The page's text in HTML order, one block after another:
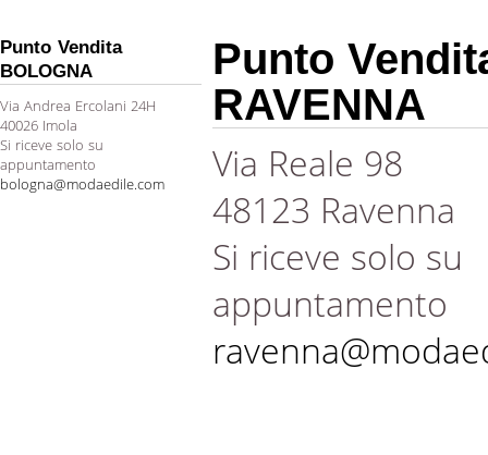
Punto Vendita
BOLOGNA
Via Andrea Ercolani 24H
40026 Imola
Si riceve solo su
appuntamento
bologna@modaedile.com
Punto
RAVENNA
Via Reale 98
48123 Ravenna
Si riceve solo su
appuntamento